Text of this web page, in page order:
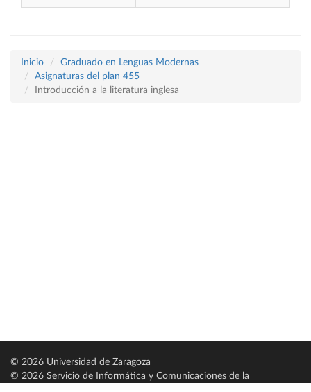
Inicio
Graduado en Lenguas Modernas
Asignaturas del plan 455
Introducción a la literatura inglesa
© 2026 Universidad de Zaragoza
© 2026 Servicio de Informática y Comunicaciones de la